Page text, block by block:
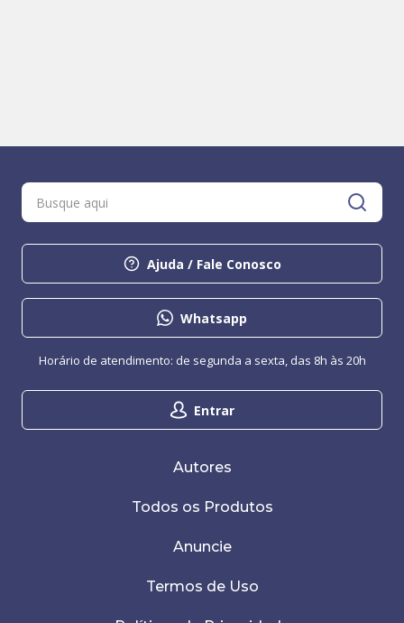
Ajuda / Fale Conosco
Whatsapp
Entrar
Horário de atendimento: de segunda a sexta, das 8h às 20h
Autores
Todos os Produtos
Anuncie
Termos de Uso